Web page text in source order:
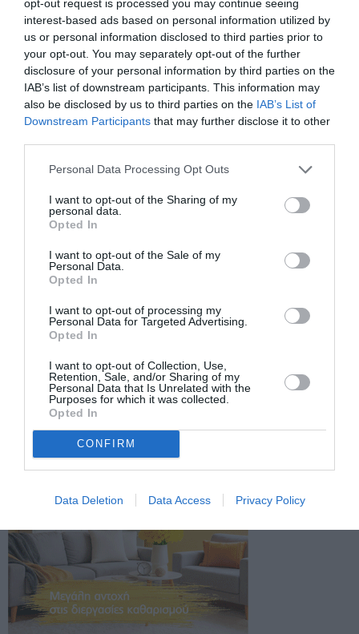
opt-out request is processed you may continue seeing
interest-based ads based on personal information utilized by
us or personal information disclosed to third parties prior to
your opt-out. You may separately opt-out of the further
disclosure of your personal information by third parties on the
IAB’s list of downstream participants. This information may
also be disclosed by us to third parties on the IAB’s List of
Downstream Participants that may further disclose it to other
Personal Data Processing Opt Outs
I want to opt-out of the Sharing of my
personal data.
Opted In
I want to opt-out of the Sale of my
Personal Data.
Opted In
I want to opt-out of processing my
Personal Data for Targeted Advertising.
Opted In
I want to opt-out of Collection, Use,
Retention, Sale, and/or Sharing of my
Personal Data that Is Unrelated with the
Purposes for which it was collected.
Opted In
CONFIRM
Data Deletion Data Access Privacy Policy
έχουν εξεταστεί όλες οι παράμετροι του έργου και το
αποτέλεσμα δικαιώνει το δημιουργό του.
Α.Π.
ΟΙΚΟΝΟΜΙΚΗ ΕΠΙΤΡΟΠΗ ΔΗΜΟΥ ΚΑΛΑΜΑΤΑΣ
Facebook Twitter